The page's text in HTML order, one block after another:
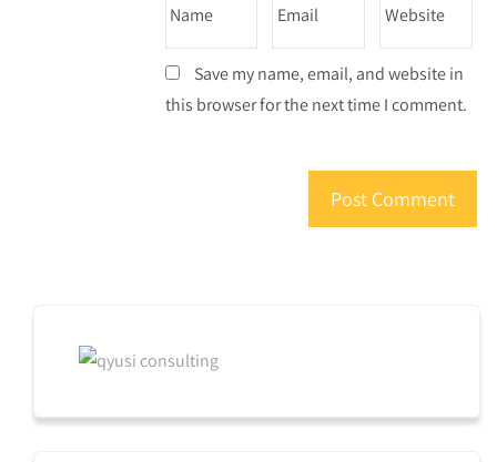
Save my name, email, and website in
this browser for the next time I comment.